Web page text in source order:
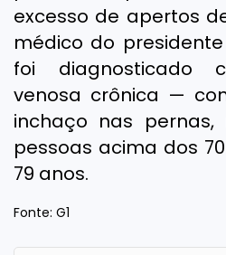
excesso de apertos
médico do
foi diagnosticado
venosa crônica —
inchaço nas
pessoas acima dos
79 anos.
Fonte: G1